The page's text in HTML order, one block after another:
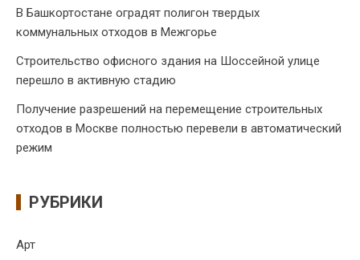
В Башкортостане оградят полигон твердых
коммунальных отходов в Межгорье
Строительство офисного здания на Шоссейной улице
перешло в активную стадию
Получение разрешений на перемещение строительных
отходов в Москве полностью перевели в автоматический
режим
РУБРИКИ
Арт